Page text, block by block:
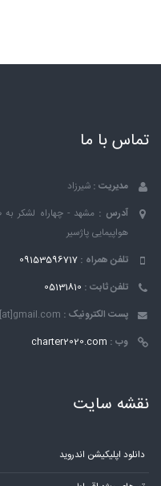
تماس با ما
مدیریت : شیرزاد
آدرس : مشهد - چهاراه لشکر
هواپیمایی پاژسیر
تلفن همراه : 09153596717
تلفن ثابت : 05131810
پست الکترونیک :
وب : charter2020.com
نقشه سایت
دانلود اپلیکیشن اندروید